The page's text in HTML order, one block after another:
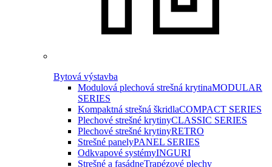
Bytová výstavba
Modulová plechová strešná krytinaMODULAR
SERIES
Kompaktná strešná škridlaCOMPACT SERIES
Plechové strešné krytinyCLASSIC SERIES
Plechové strešné krytinyRETRO
Strešné panelyPANEL SERIES
Odkvapové systémyINGURI
Strešné a fasádneTrapézové plechy